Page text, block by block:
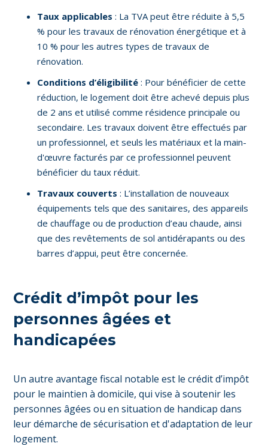
Taux applicables : La TVA peut être réduite à 5,5
% pour les travaux de rénovation énergétique et à
10 % pour les autres types de travaux de
rénovation.
Conditions d’éligibilité : Pour bénéficier de cette
réduction, le logement doit être achevé depuis plus
de 2 ans et utilisé comme résidence principale ou
secondaire. Les travaux doivent être effectués par
un professionnel, et seuls les matériaux et la main-
d'œuvre facturés par ce professionnel peuvent
bénéficier du taux réduit.
Travaux couverts : L’installation de nouveaux
équipements tels que des sanitaires, des appareils
de chauffage ou de production d’eau chaude, ainsi
que des revêtements de sol antidérapants ou des
barres d’appui, peut être concernée.
Crédit d’impôt pour les
personnes âgées et
handicapées
Un autre avantage fiscal notable est le crédit d’impôt
pour le maintien à domicile, qui vise à soutenir les
personnes âgées ou en situation de handicap dans
leur démarche de sécurisation et d'adaptation de leur
logement.